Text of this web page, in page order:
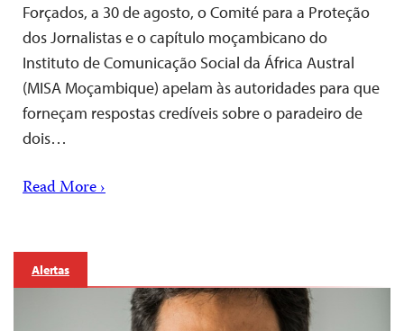
Forçados, a 30 de agosto, o Comité para a Proteção
dos Jornalistas e o capítulo moçambicano do
Instituto de Comunicação Social da África Austral
(MISA Moçambique) apelam às autoridades para que
forneçam respostas credíveis sobre o paradeiro de
dois…
Read More ›
Alertas